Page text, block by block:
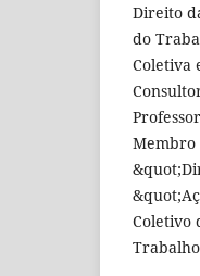
Direito
do
Coletiva
Membro
Coletivo